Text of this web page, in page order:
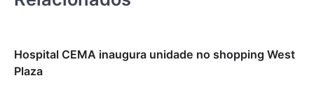
Hospital CEMA inaugura unidade no shopping West
Plaza